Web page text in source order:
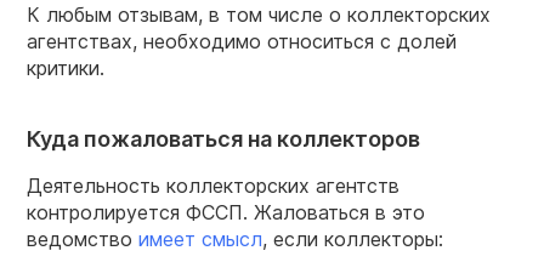
К любым отзывам, в том числе о коллекторских
агентствах, необходимо относиться с долей
критики.
Куда пожаловаться на коллекторов
Деятельность коллекторских агентств
контролируется ФССП. Жаловаться в это
ведомство имеет смысл, если коллекторы: